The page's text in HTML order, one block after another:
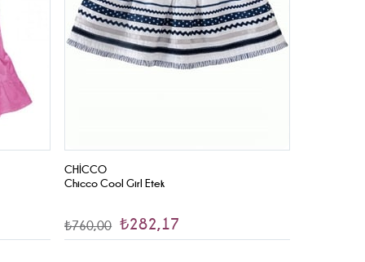
CHICCO
Chicco Cool Girl Etek
₺282,17
₺760,00